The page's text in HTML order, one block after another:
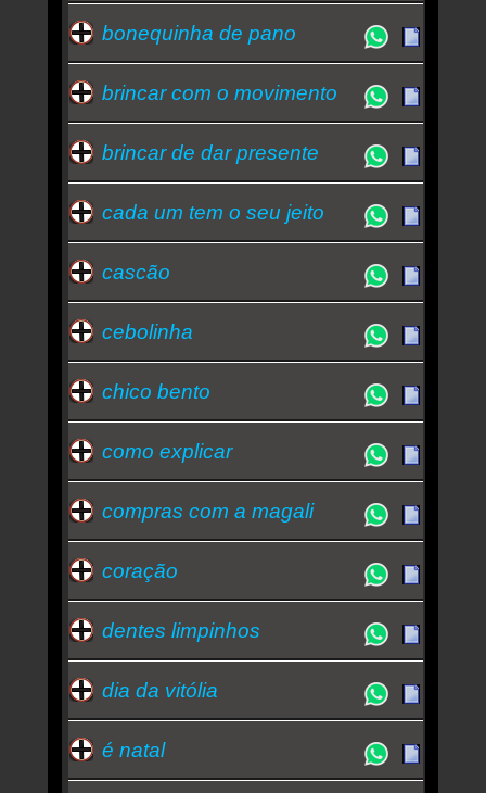
bonequinha de pano
brincar com o movimento
brincar de dar presente
cada um tem o seu jeito
cascão
cebolinha
chico bento
como explicar
compras com a magali
coração
dentes limpinhos
dia da vitólia
é natal